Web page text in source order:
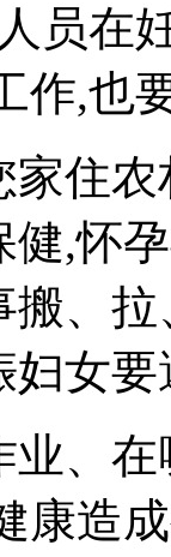
员在
作,也
住
,怀
、
女
业、
康造